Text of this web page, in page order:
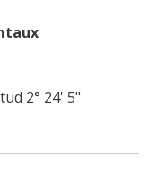
2° 24' 5"